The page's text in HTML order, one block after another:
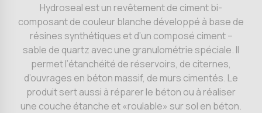
Hydroseal est un revêtement de ciment bi-
composant de couleur blanche développé à base de
résines synthétiques et d’un composé ciment –
sable de quartz avec une granulométrie spéciale. Il
permet l’étanchéité de réservoirs, de citernes,
d’ouvrages en béton massif, de murs cimentés. Le
produit sert aussi à réparer le béton ou à réaliser
une couche étanche et «roulable» sur sol en béton.